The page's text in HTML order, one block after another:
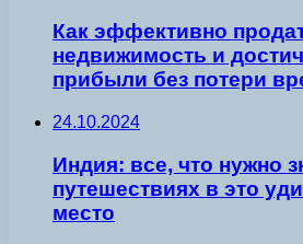
Как эффективно
недвижимость и
прибыли без потери
24.10.2024
Индия: все, что нужно
путешествиях в это
место